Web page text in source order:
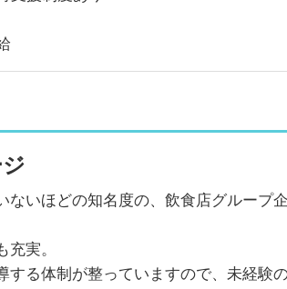
ないほどの知名度の、飲食店グループ
実。
る体制が整っていますので、未経験